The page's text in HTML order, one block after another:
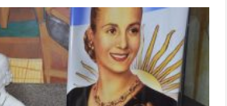
a
Evita
–
26/07/17